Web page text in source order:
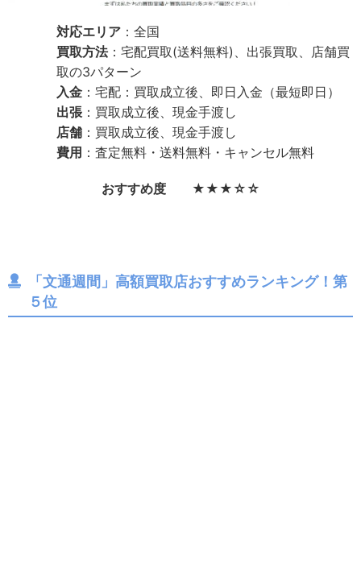
対応エリア ：全国
買取方法：宅配買取(送料無料)、出張買取、店舗買
取の3パターン
入金 ：宅配：買取成立後、即日入金（最短即日）
出張：買取成立後、現金手渡し
店舗 ：買取成立後、現金手渡し
費用 ：査定無料・送料無料・キャンセル無料
おすすめ度 ★★★☆☆
「文通週間」高額買取店おすすめランキング！第
５位